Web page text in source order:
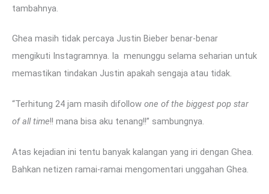
tambahnya.
Ghea masih tidak percaya Justin Bieber benar-benar
mengikuti Instagramnya. Ia menunggu selama seharian untuk
memastikan tindakan Justin apakah sengaja atau tidak.
“Terhitung 24 jam masih difollow one of the biggest pop star
of all time!! mana bisa aku tenang!!” sambungnya.
Atas kejadian ini tentu banyak kalangan yang iri dengan Ghea.
Bahkan netizen ramai-ramai mengomentari unggahan Ghea.